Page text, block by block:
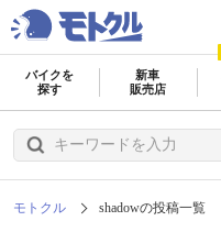
バイクを
探す
新車
販売店
モトクル shadowの投稿一覧